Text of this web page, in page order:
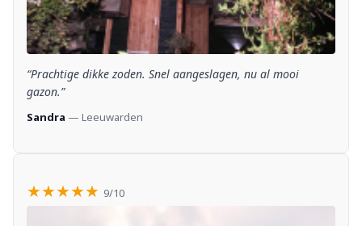
“Prachtige dikke zoden. Snel aangeslagen, nu al mooi
gazon.”
Sandra — Leeuwarden
★★★★★ 9/10